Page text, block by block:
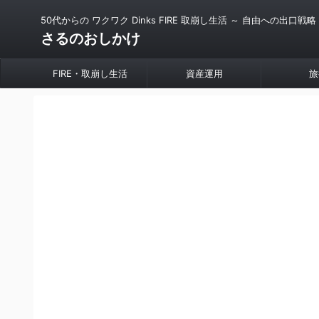
50代からの ワクワク Dinks FIRE 取崩し生活 ～ 自由への出口戦略
さるのおしかけ
FIRE・取崩し生活 資産運用